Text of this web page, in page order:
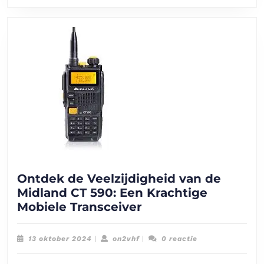
Ontdek de Veelzijdigheid van de
Midland CT 590: Een Krachtige
Mobiele TransceiverOntdek
Veelzijdigheid
13 oktober 2024 13| on2vhfon2vhf
| 0 reactie